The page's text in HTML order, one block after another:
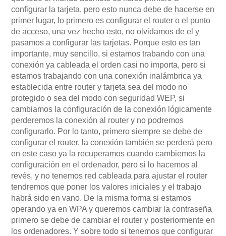
configurar la tarjeta, pero esto nunca debe de hacerse en
primer lugar, lo primero es configurar el router o el punto
de acceso, una vez hecho esto, no olvidamos de el y
pasamos a configurar las tarjetas. Porque esto es tan
importante, muy sencillo, si estamos trabando con una
conexión ya cableada el orden casi no importa, pero si
estamos trabajando con una conexión inalámbrica ya
establecida entre router y tarjeta sea del modo no
protegido o sea del modo con seguridad WEP, si
cambiamos la configuración de la conexión lógicamente
perderemos la conexión al router y no podremos
configurarlo. Por lo tanto, primero siempre se debe de
configurar el router, la conexión también se perderá pero
en este caso ya la recuperamos cuando cambiemos la
configuración en el ordenador, pero si lo hacemos al
revés, y no tenemos red cableada para ajustar el router
tendremos que poner los valores iniciales y el trabajo
habrá sido en vano. De la misma forma si estamos
operando ya en WPA y queremos cambiar la contraseña
primero se debe de cambiar el router y posteriormente en
los ordenadores. Y sobre todo si tenemos que configurar